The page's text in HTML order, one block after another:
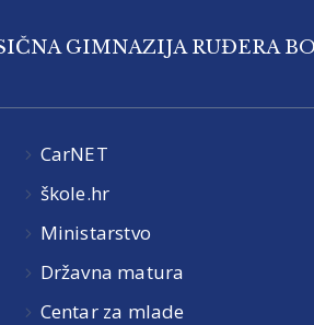
GIMNAZIJA RUĐERA
CarNET
škole.hr
Ministarstvo
Državna matura
Centar za mlade